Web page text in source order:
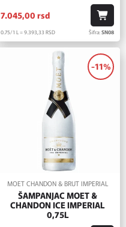
7.045,00 rsd
0.75/1 L = 9.393,33 RSD Šifra:SN08
-11%
MOET CHANDON & BRUT IMPERIAL
ŠAMPANJAC MOET &
CHANDON ICE IMPERIAL
0,75L